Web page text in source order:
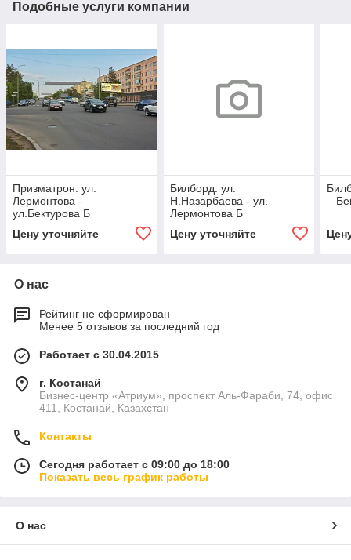
Подобные услуги компании
Призматрон: ул.
Лермонтова -
ул.Бектурова Б
Цену уточняйте
Билборд: ул.
Н.Назарбаева - ул.
Лермонтова Б
Цену уточняйте
–
О нас
Рейтинг не сформирован
Менее 5 отзывов за последний год
Работает с 30.04.2015
г. Костанай
Бизнес-центр «Атриум», проспект Аль-Фараби, 74, офис
411, Костанай, Казахстан
Контакты
Сегодня работает с 09:00 до 18:00
Показать весь график работы
О нас